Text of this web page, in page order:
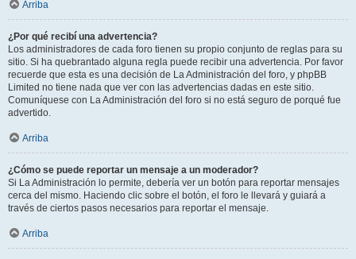
Arriba
¿Por qué recibí una advertencia?
Los administradores de cada foro tienen su propio conjunto de reglas para su
sitio. Si ha quebrantado alguna regla puede recibir una advertencia. Por favor
recuerde que esta es una decisión de La Administración del foro, y phpBB
Limited no tiene nada que ver con las advertencias dadas en este sitio.
Comuníquese con La Administración del foro si no está seguro de porqué fue
advertido.
Arriba
¿Cómo se puede reportar un mensaje a un moderador?
Si La Administración lo permite, debería ver un botón para reportar mensajes
cerca del mismo. Haciendo clic sobre el botón, el foro le llevará y guiará a
través de ciertos pasos necesarios para reportar el mensaje.
Arriba